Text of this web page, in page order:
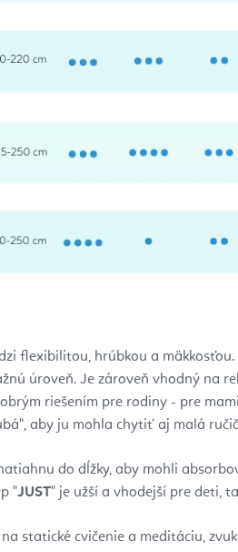
flexibilitou, hrúbkou a mäkkosťou.
úroveň. Je zároveň vhodný na
riešením pre rodiny - pre
aby ju mohla chytiť aj malá
do dĺžky, aby mohli
"JUST" je užší a vhodejší pre deti,
statické cvičenie a meditáciu,